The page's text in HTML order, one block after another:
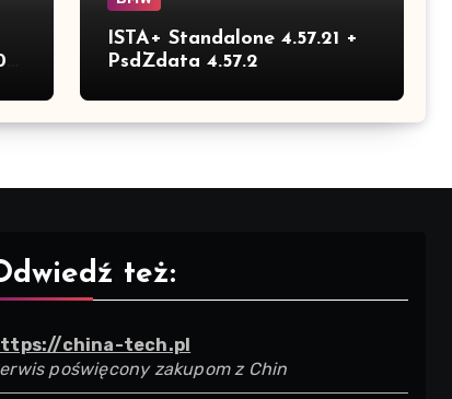
ISTA+ Standalone 4.57.21 +
PsdZdata 4.57.2
też:
china-tech.pl
poświęcony zakupom z Chin